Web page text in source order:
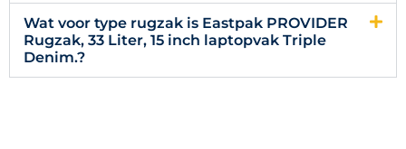
Wat voor type rugzak is Eastpak PROVIDER
Rugzak, 33 Liter, 15 inch laptopvak Triple
Denim.?